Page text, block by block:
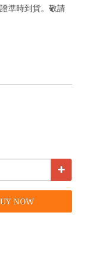
準時到貨。敬請
NOW